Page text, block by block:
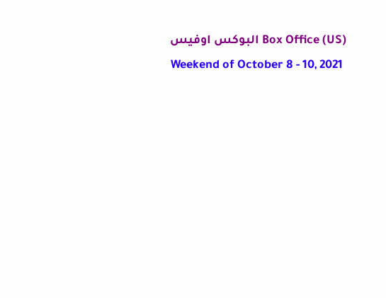
Box Office (US) البوكس اوفيس
Weekend of October 8 - 10, 2021